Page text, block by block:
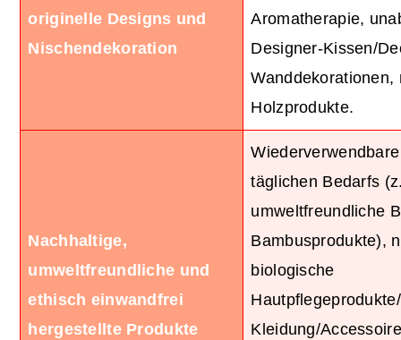
originelle Designs und
Nischendekoration
Aromatherapie,
Designer-Kissen/
Wanddekorationen,
Holzprodukte.
Nachhaltige,
umweltfreundliche und
ethisch einwandfrei
hergestellte Produkte
täglichen Bedarfs
umweltfreundliche
Bambusprodukte),
biologische
Kleidung/